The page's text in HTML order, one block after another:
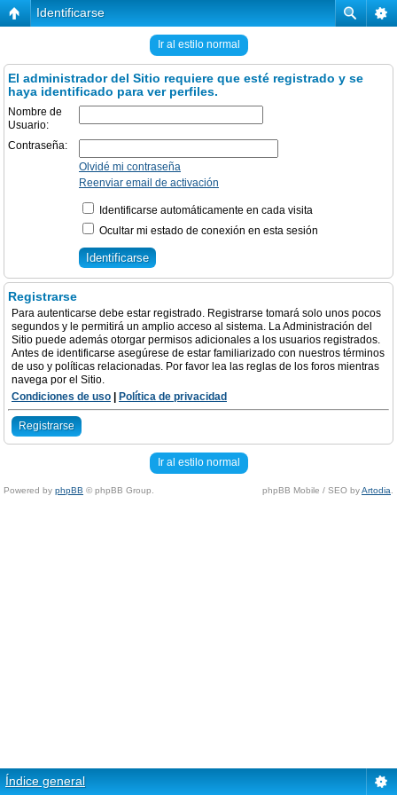
Identificarse
Ir al estilo normal
El administrador del Sitio requiere que esté registrado y se
haya identificado para ver perfiles.
Nombre de
Usuario:
Contraseña:
Olvidé mi contraseña
Reenviar email de activación
Identificarse automáticamente en cada visita
Ocultar mi estado de conexión en esta sesión
Registrarse
Para autenticarse debe estar registrado. Registrarse tomará solo unos pocos
segundos y le permitirá un amplio acceso al sistema. La Administración del
Sitio puede además otorgar permisos adicionales a los usuarios registrados.
Antes de identificarse asegúrese de estar familiarizado con nuestros términos
de uso y políticas relacionadas. Por favor lea las reglas de los foros mientras
navega por el Sitio.
Condiciones de uso
Política de privacidad
Registrarse
Ir al estilo normal
Powered by phpBB © phpBB Group. phpBB Mobile / SEO byArtodia
Índice general